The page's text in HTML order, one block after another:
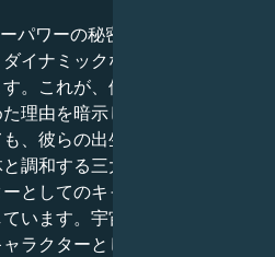
パワーの秘密は、偉大な性
イナミックな存在感を示す天
。これが、他人がただ夢見る
理由を暗示しています。人生
、彼らの出生図は、水星、金
調和する三大星座の完璧な組
としてのキャラクターを形作
います。宇宙は、私たちが思
ラクターとしてJames